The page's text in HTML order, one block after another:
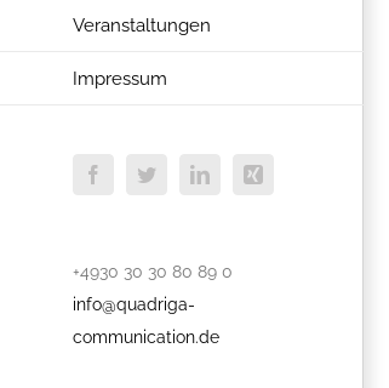
Veranstaltungen
Impressum
FacebookTwitterLinkedInXing
+4930 30 30 80 89 0
info@quadriga-
communication.de